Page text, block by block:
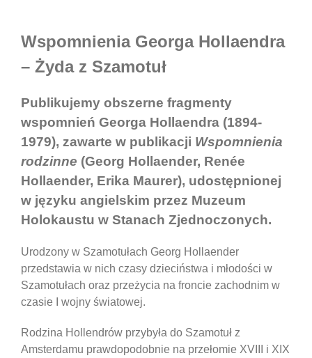
Wspomnienia Georga Hollaendra
– Żyda z Szamotuł
Publikujemy obszerne fragmenty
wspomnień Georga Hollaendra (1894-
1979), zawarte w publikacji Wspomnienia
rodzinne (Georg Hollaender, Renée
Hollaender, Erika Maurer), udostępnionej
w języku angielskim przez Muzeum
Holokaustu w Stanach Zjednoczonych.
Urodzony w Szamotułach Georg Hollaender
przedstawia w nich czasy dzieciństwa i młodości w
Szamotułach oraz przeżycia na froncie zachodnim w
czasie I wojny światowej.
Rodzina Hollendrów przybyła do Szamotuł z
Amsterdamu prawdopodobnie na przełomie XVIII i XIX